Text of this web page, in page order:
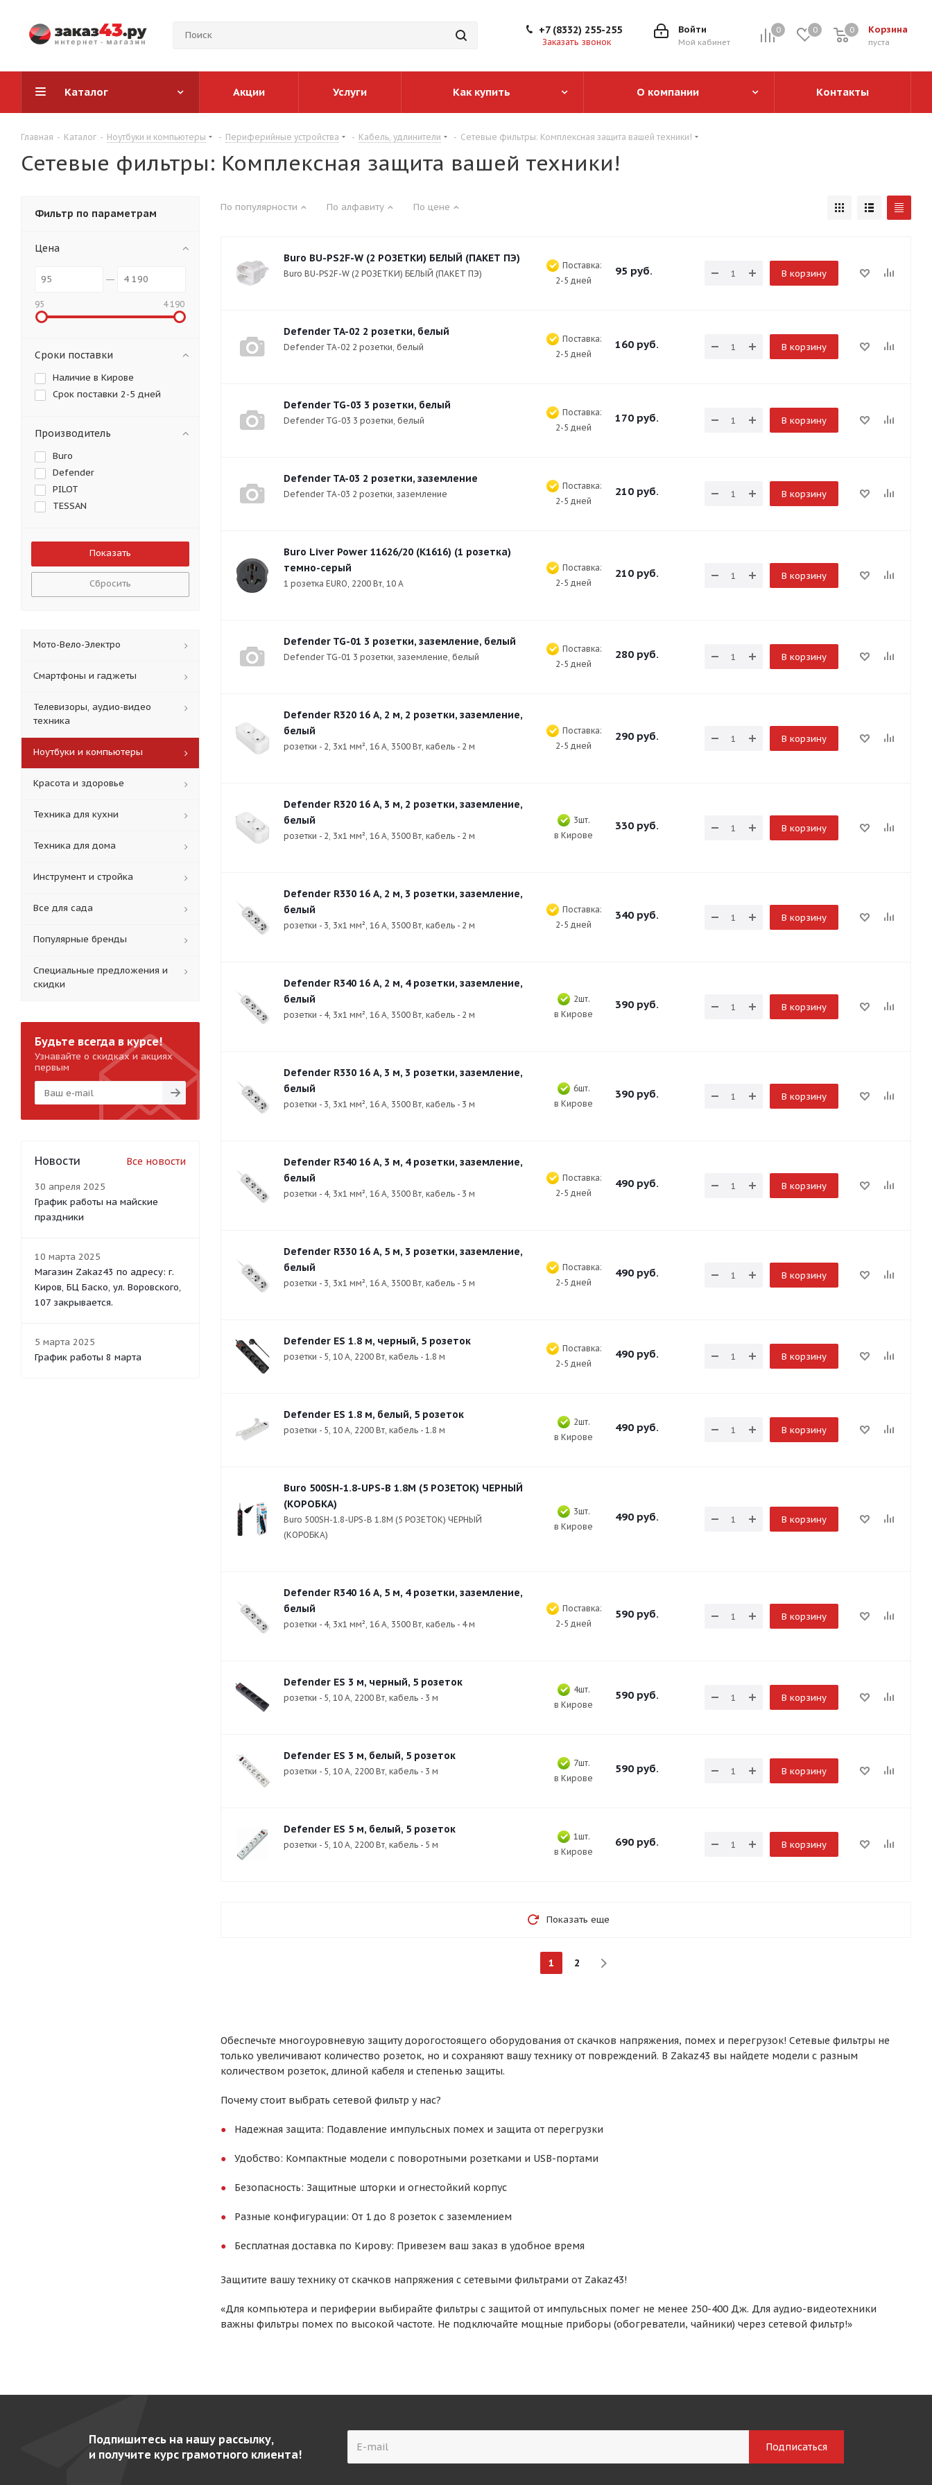
0 0 Корзина
0
пуста
0
Войти
Мой кабинет
+7 (8332) 255-255
Заказать звонок
Каталог Акции Услуги Как купить О компании Контакты
Главная - Каталог - Ноутбуки и компьютеры - Периферийные устройства - Кабель, удлинители - Сетевые фильтры: Комплексная защита вашей техники!
Сетевые фильтры: Комплексная защита вашей техники!
По популярности По алфавиту По цене
Buro BU-PS2F-W (2 РОЗЕТКИ) БЕЛЫЙ (ПАКЕТ ПЭ)
Buro BU-PS2F-W (2 РОЗЕТКИ) БЕЛЫЙ (ПАКЕТ ПЭ)
Поставка:
2-5 дней
95 руб. В корзину
Defender TA-02 2 розетки, белый
Defender TA-02 2 розетки, белый
Поставка:
2-5 дней
160 руб. В корзину
Defender TG-03 3 розетки, белый
Defender TG-03 3 розетки, белый
Поставка:
2-5 дней
170 руб. В корзину
Defender TA-03 2 розетки, заземление
Defender TA-03 2 розетки, заземление
Поставка:
2-5 дней
210 руб. В корзину
Buro Liver Power 11626/20 (K1616) (1 розетка)
темно-серый
1 розетка EURO, 2200 Вт, 10 А
Поставка:
2-5 дней
210 руб. В корзину
Defender TG-01 3 розетки, заземление, белый
Defender TG-01 3 розетки, заземление, белый
Поставка:
2-5 дней
280 руб. В корзину
Defender R320 16 А, 2 м, 2 розетки, заземление,
белый
розетки - 2, 3х1 мм², 16 А, 3500 Вт, кабель - 2 м
Поставка:
2-5 дней
290 руб. В корзину
Defender R320 16 А, 3 м, 2 розетки, заземление,
белый
розетки - 2, 3х1 мм², 16 А, 3500 Вт, кабель - 2 м
3шт.
в Кирове
330 руб. В корзину
Defender R330 16 А, 2 м, 3 розетки, заземление,
белый
розетки - 3, 3х1 мм², 16 А, 3500 Вт, кабель - 2 м
Поставка:
2-5 дней
340 руб. В корзину
Defender R340 16 А, 2 м, 4 розетки, заземление,
белый
розетки - 4, 3х1 мм², 16 А, 3500 Вт, кабель - 2 м
2шт.
в Кирове
390 руб. В корзину
Defender R330 16 А, 3 м, 3 розетки, заземление,
белый
розетки - 3, 3х1 мм², 16 А, 3500 Вт, кабель - 3 м
6шт.
в Кирове
390 руб. В корзину
Defender R340 16 А, 3 м, 4 розетки, заземление,
белый
розетки - 4, 3х1 мм², 16 А, 3500 Вт, кабель - 3 м
Поставка:
2-5 дней
490 руб. В корзину
Defender R330 16 А, 5 м, 3 розетки, заземление,
белый
розетки - 3, 3х1 мм², 16 А, 3500 Вт, кабель - 5 м
Поставка:
2-5 дней
490 руб. В корзину
Defender ES 1.8 м, черный, 5 розеток
розетки - 5, 10 А, 2200 Вт, кабель - 1.8 м
Поставка:
2-5 дней
490 руб. В корзину
Defender ES 1.8 м, белый, 5 розеток
розетки - 5, 10 А, 2200 Вт, кабель - 1.8 м
2шт.
в Кирове
490 руб. В корзину
Buro 500SH-1.8-UPS-B 1.8М (5 РОЗЕТОК) ЧЕРНЫЙ
(КОРОБКА)
Buro 500SH-1.8-UPS-B 1.8М (5 РОЗЕТОК) ЧЕРНЫЙ
(КОРОБКА)
3шт.
в Кирове
490 руб. В корзину
Defender R340 16 А, 5 м, 4 розетки, заземление,
белый
розетки - 4, 3х1 мм², 16 А, 3500 Вт, кабель - 4 м
Поставка:
2-5 дней
590 руб. В корзину
Defender ES 3 м, черный, 5 розеток
розетки - 5, 10 А, 2200 Вт, кабель - 3 м
4шт.
в Кирове
590 руб. В корзину
Defender ES 3 м, белый, 5 розеток
розетки - 5, 10 А, 2200 Вт, кабель - 3 м
7шт.
в Кирове
590 руб. В корзину
Defender ES 5 м, белый, 5 розеток
розетки - 5, 10 А, 2200 Вт, кабель - 5 м
1шт.
в Кирове
690 руб. В корзину
Показать еще
1 2
Обеспечьте многоуровневую защиту дорогостоящего оборудования от скачков напряжения, помех и перегрузок! Сетевые фильтры не
только увеличивают количество розеток, но и сохраняют вашу технику от повреждений. В Zakaz43 вы найдете модели с разным
количеством розеток, длиной кабеля и степенью защиты.
Почему стоит выбрать сетевой фильтр у нас?
Надежная защита: Подавление импульсных помех и защита от перегрузки
Удобство: Компактные модели с поворотными розетками и USB-портами
Безопасность: Защитные шторки и огнестойкий корпус
Разные конфигурации: От 1 до 8 розеток с заземлением
Бесплатная доставка по Кирову: Привезем ваш заказ в удобное время
Защитите вашу технику от скачков напряжения с сетевыми фильтрами от Zakaz43!
«Для компьютера и периферии выбирайте фильтры с защитой от импульсных помег не менее 250-400 Дж. Для аудио-видеотехники
важны фильтры помех по высокой частоте. Не подключайте мощные приборы (обогреватели, чайники) через сетевой фильтр!»
Фильтр по параметрам
Цена
95 4 190
Сроки поставки
Наличие в Кирове
Срок поставки 2-5 дней
Производитель
Buro
Defender
PILOT
TESSAN
Сбросить
Мото-Вело-Электро
Смартфоны и гаджеты
Телевизоры, аудио-видео
техника
Ноутбуки и компьютеры
Красота и здоровье
Техника для кухни
Техника для дома
Инструмент и стройка
Все для сада
Популярные бренды
Специальные предложения и
скидки
Будьте всегда в курсе!
Узнавайте о скидках и акциях
первым
Новости Все новости
30 апреля 2025
График работы на майские
праздники
10 марта 2025
Магазин Zakaz43 по адресу: г.
Киров, БЦ Баско, ул. Воровского,
107 закрывается.
5 марта 2025
График работы 8 марта
Подпишитесь на нашу рассылку,
и получите курс грамотного клиента!